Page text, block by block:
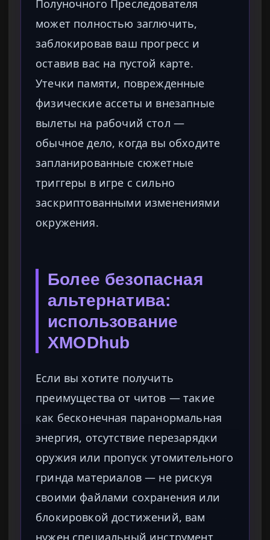
Полуночного Преследователя
может полностью заглючить,
заблокировав ваш прогресс и
оставив вас на пустой карте.
Утечки памяти, поврежденные
физические ассеты и внезапные
вылеты на рабочий стол —
обычное дело, когда вы обходите
запланированные сюжетные
триггеры в игре с сильно
заскриптованными изменениями
окружения.
Более безопасная
альтернатива:
использование
XMODhub
Если вы хотите получить
преимущества от читов — такие
как бесконечная паранормальная
энергия, отсутствие перезарядки
оружия или пропуск утомительного
гринда материалов — не рискуя
своими файлами сохранения или
блокировкой достижений, вам